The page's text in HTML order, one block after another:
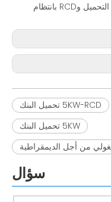
تأكد من صيانة واختبار بنك التحميل وRCD بانتظام
5KW-RCD تحميل البنك
5KW تحميل البنك
سؤال